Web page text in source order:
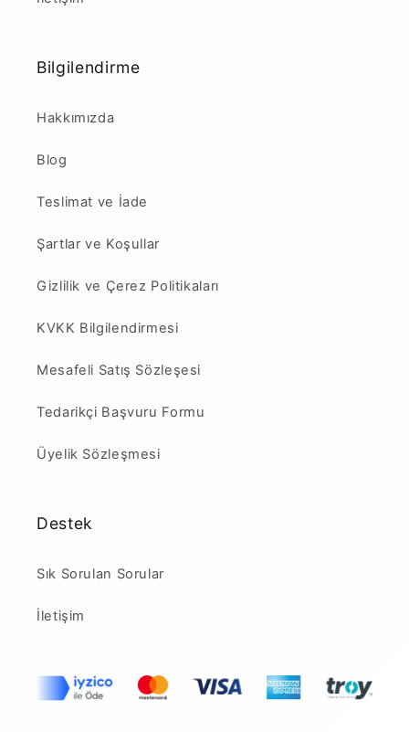
Bilgilendirme
Hakkımızda
Blog
Teslimat ve İade
Şartlar ve Koşullar
Gizlilik ve Çerez Politikaları
KVKK Bilgilendirmesi
Mesafeli Satış Sözleşesi
Tedarikçi Başvuru Formu
Üyelik Sözleşmesi
Destek
Sık Sorulan Sorular
İletişim